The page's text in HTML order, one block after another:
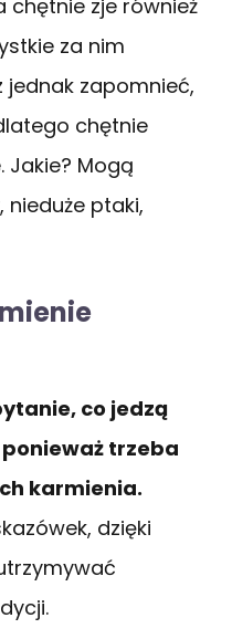
chętnie zje również
za nim
jednak zapomnieć,
chętnie
Jakie? Mogą
ptaki,
co jedzą
trzeba
karmienia.
dzięki